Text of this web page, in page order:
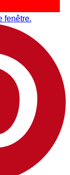
fenêtre.